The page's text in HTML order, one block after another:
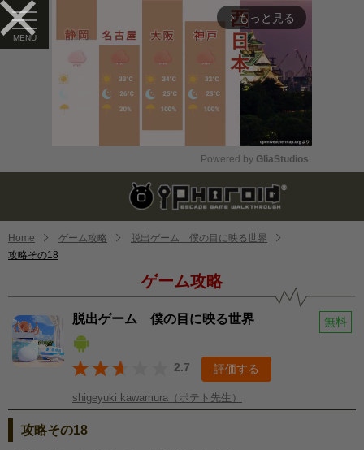
arrow_forward_ios もっと見る
Mute
Powered by GliaStudios
Home ゲーム攻略
脱出ゲーム 僕の目に映る世界
攻略その18
ゲーム攻略
脱出ゲーム 僕の目に映る世界 無料
2.7 評価する
shigeyuki kawamura（ポテト先生）
攻略その18